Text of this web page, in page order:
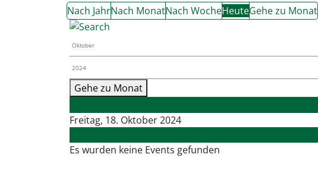
Nach JahrNach MonatNach WocheHeuteGehe zu Monat
Gehe zu Monat
Freitag, 18. Oktober 2024
Es wurden keine Events gefunden